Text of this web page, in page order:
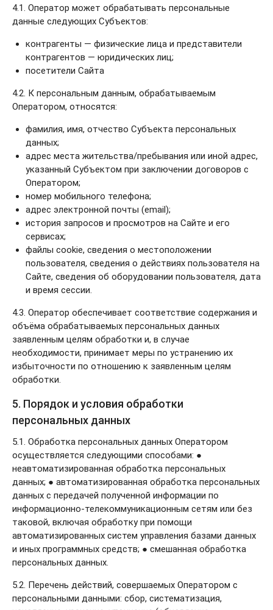
4.1. Оператор может обрабатывать персональные
данные следующих Субъектов:
контрагенты — физические лица и представители
контрагентов — юридических лиц;
посетители Сайта
4.2. К персональным данным, обрабатываемым
Оператором, относятся:
фамилия, имя, отчество Субъекта персональных
данных;
адрес места жительства/пребывания или иной адрес,
указанный Субъектом при заключении договоров с
Оператором;
номер мобильного телефона;
адрес электронной почты (email);
история запросов и просмотров на Сайте и его
сервисах;
файлы cookie, сведения о местоположении
пользователя, сведения о действиях пользователя на
Сайте, сведения об оборудовании пользователя, дата
и время сессии.
4.3. Оператор обеспечивает соответствие содержания и
объёма обрабатываемых персональных данных
заявленным целям обработки и, в случае
необходимости, принимает меры по устранению их
избыточности по отношению к заявленным целям
обработки.
5. Порядок и условия обработки
персональных данных
5.1. Обработка персональных данных Оператором
осуществляется следующими способами: ●
неавтоматизированная обработка персональных
данных; ● автоматизированная обработка персональных
данных с передачей полученной информации по
информационно-телекоммуникационным сетям или без
таковой, включая обработку при помощи
автоматизированных систем управления базами данных
и иных программных средств; ● смешанная обработка
персональных данных.
5.2. Перечень действий, совершаемых Оператором с
персональными данными: сбор, систематизация,